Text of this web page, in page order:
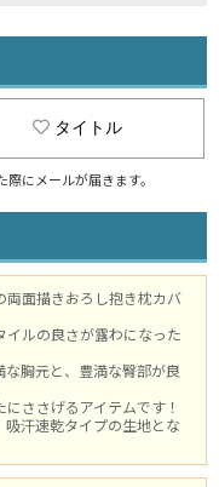
タイトル
にメールが届きます。
両面描きおろし抱き枕カバ
ルの良さが露わになった
胸元と、豊満な臀部が良
ささげるアイテムです！
汗速乾タイプの生地とな